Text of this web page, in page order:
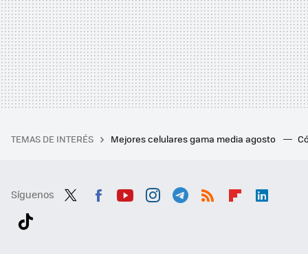
TEMAS DE INTERÉS Mejores celulares gama media agosto
Síguenos